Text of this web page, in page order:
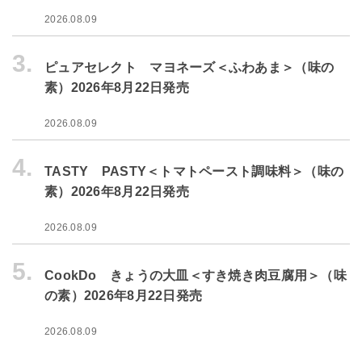
2026.08.09
3.
ピュアセレクト マヨネーズ＜ふわあま＞（味の
素）2026年8月22日発売
2026.08.09
4.
TASTY PASTY＜トマトペースト調味料＞（味の
素）2026年8月22日発売
2026.08.09
5.
CookDo きょうの大皿＜すき焼き肉豆腐用＞（味
の素）2026年8月22日発売
2026.08.09